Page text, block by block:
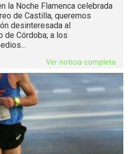
la Noche Flamenca celebrada
de Castilla, queremos
desinteresada al
de Córdoba; a los
Ver noticia completa